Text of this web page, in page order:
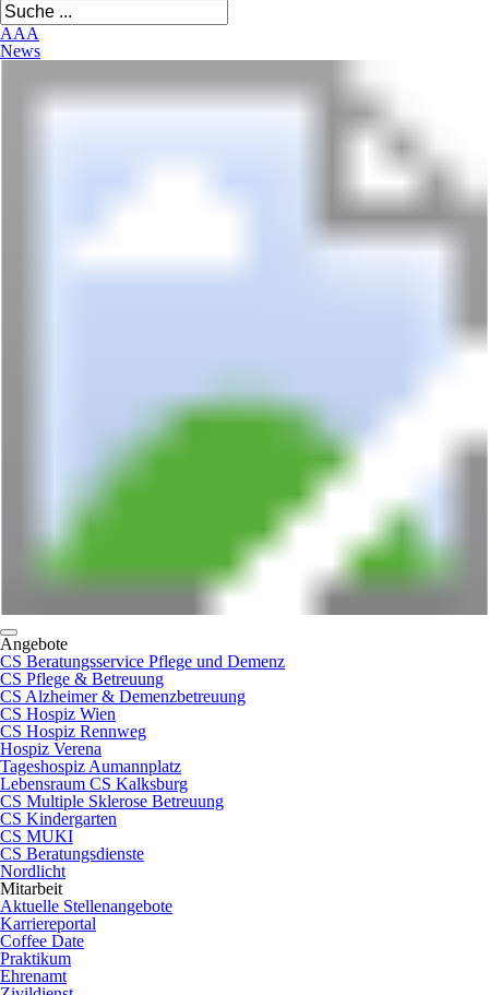
AAA
News
Angebote
CS Beratungsservice Pflege und Demenz
CS Pflege & Betreuung
CS Alzheimer & Demenzbetreuung
CS Hospiz Wien
CS Hospiz Rennweg
Hospiz Verena
Tageshospiz Aumannplatz
Lebensraum CS Kalksburg
CS Multiple Sklerose Betreuung
CS Kindergarten
CS MUKI
CS Beratungsdienste
Nordlicht
Mitarbeit
Aktuelle Stellenangebote
Karriereportal
Coffee Date
Praktikum
Ehrenamt